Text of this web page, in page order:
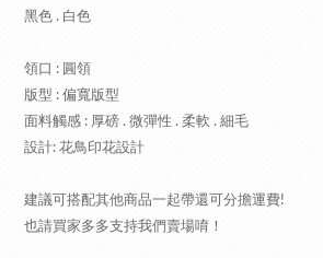
黑色 . 白色
領口 : 圓領
版型 : 偏寬版型
面料觸感 : 厚磅 . 微彈性 . 柔軟 . 細毛
設計: 花鳥印花設計
建議可搭配其他商品一起帶還可分擔運費!
也請買家多多支持我們賣場唷！